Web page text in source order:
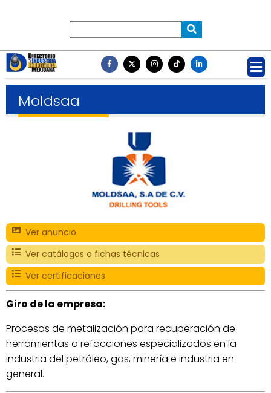
Moldsaa
Ver anuncio
Ver catálogos o fichas técnicas
Ver certificaciones
Giro de la empresa:
Procesos de metalización para recuperación de
herramientas o refacciones especializados en la
industria del petróleo, gas, minería e industria en
general.